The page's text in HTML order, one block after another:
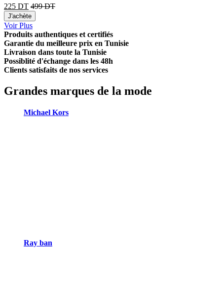
225 DT 499DT
J'achète
Voir Plus
Produits authentiques et certifiés
Garantie du meilleure prix en Tunisie
Livraison dans toute la Tunisie
Possiblité d'échange dans les 48h
Clients satisfaits de nos services
Grandes marques de la mode
Michael Kors
Ray ban